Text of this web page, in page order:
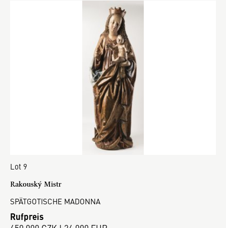
Lot 9
Rakouský Mistr
SPÄTGOTISCHE MADONNA
Rufpreis